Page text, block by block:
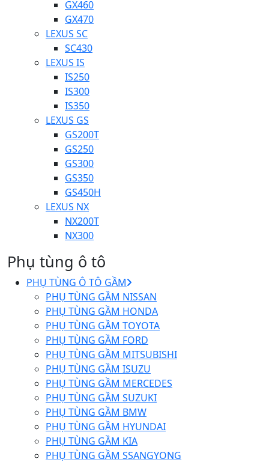
GX460
GX470
LEXUS SC
SC430
LEXUS IS
IS250
IS300
IS350
LEXUS GS
GS200T
GS250
GS300
GS350
GS450H
LEXUS NX
NX200T
NX300
Phụ tùng ô tô
PHỤ TÙNG Ô TÔ GẦM
PHỤ TÙNG GẦM NISSAN
PHỤ TÙNG GẦM HONDA
PHỤ TÙNG GẦM TOYOTA
PHỤ TÙNG GẦM FORD
PHỤ TÙNG GẦM MITSUBISHI
PHỤ TÙNG GẦM ISUZU
PHỤ TÙNG GẦM MERCEDES
PHỤ TÙNG GẦM SUZUKI
PHỤ TÙNG GẦM BMW
PHỤ TÙNG GẦM HYUNDAI
PHỤ TÙNG GẦM KIA
PHỤ TÙNG GẦM SSANGYONG